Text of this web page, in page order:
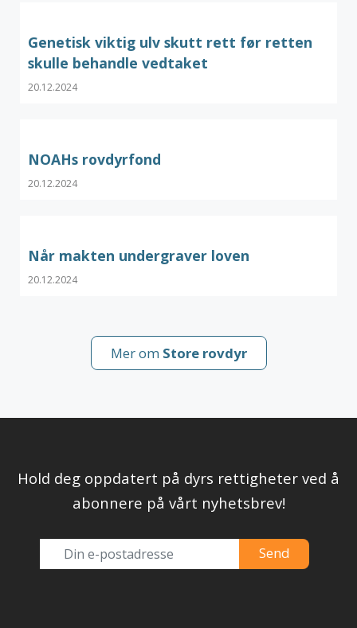
Genetisk viktig ulv skutt rett før retten
skulle behandle vedtaket
20.12.2024
NOAHs rovdyrfond
20.12.2024
Når makten undergraver loven
20.12.2024
Mer om Store rovdyr
Hold deg oppdatert på dyrs rettigheter ved å
abonnere på vårt nyhetsbrev!